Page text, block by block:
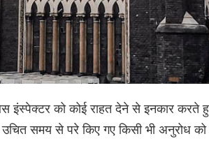
इंस्पेक्टर को कोई राहत देने से इनकार करते हुए
समय से परे किए गए किसी भी अनुरोध को